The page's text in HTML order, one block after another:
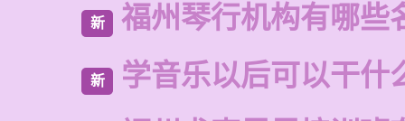
新 福州琴行机构有哪些
新 学音乐以后可以干什